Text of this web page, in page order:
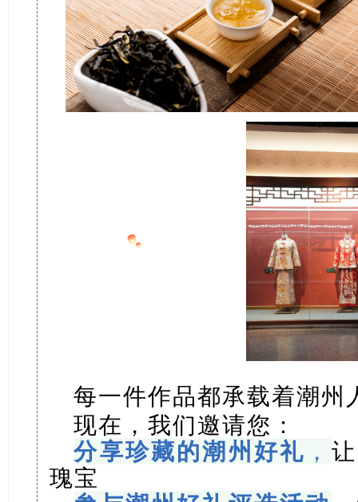
每一件作品都承载着潮州
现在，我们邀请您：
分享珍藏的潮州好礼 ，
瑰宝